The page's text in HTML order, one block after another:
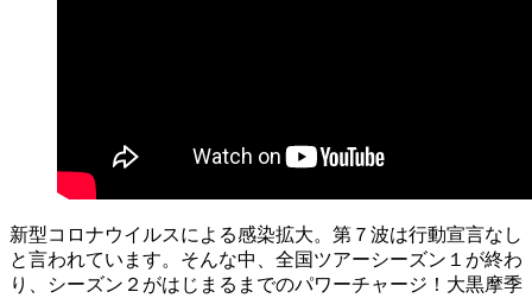
新型コロナウイルスによる感染拡大。第７波は行動宣言なし
と言われています。そんな中、全国ツアーシーズン１が終わ
り、シーズン２がはじまるまでのパワーチャージ！大黒摩季